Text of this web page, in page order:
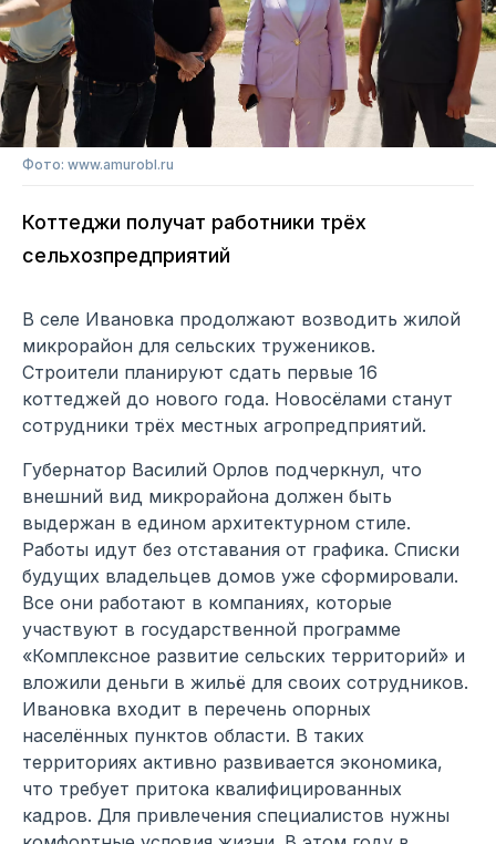
Фото: www.amurobl.ru
Коттеджи получат работники трёх
сельхозпредприятий
В селе Ивановка продолжают возводить жилой
микрорайон для сельских тружеников.
Строители планируют сдать первые 16
коттеджей до нового года. Новосёлами станут
сотрудники трёх местных агропредприятий.
Губернатор Василий Орлов подчеркнул, что
внешний вид микрорайона должен быть
выдержан в едином архитектурном стиле.
Работы идут без отставания от графика. Списки
будущих владельцев домов уже сформировали.
Все они работают в компаниях, которые
участвуют в государственной программе
«Комплексное развитие сельских территорий» и
вложили деньги в жильё для своих сотрудников.
Ивановка входит в перечень опорных
населённых пунктов области. В таких
территориях активно развивается экономика,
что требует притока квалифицированных
кадров. Для привлечения специалистов нужны